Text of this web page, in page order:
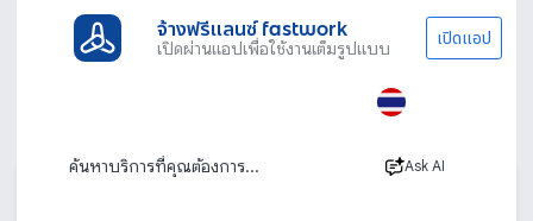
จ้างฟรีแลนซ์ fastwork
เปิดผ่านแอปเพื่อใช้งานเต็มรูปแบบ เปิดแอป
Ask AI
บริการติดตั้งกระจกบานเลื่อน ช่างติดตั้งถึงบ้าน